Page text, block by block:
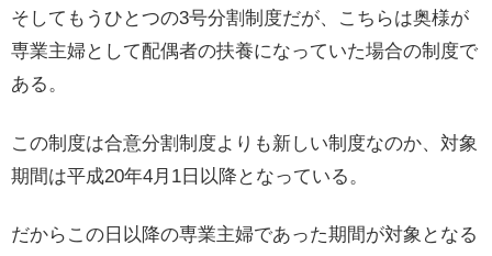
そしてもうひとつの3号分割制度だが、こちらは奥様が
専業主婦として配偶者の扶養になっていた場合の制度で
ある。
この制度は合意分割制度よりも新しい制度なのか、対象
期間は平成20年4月1日以降となっている。
だからこの日以降の専業主婦であった期間が対象となる